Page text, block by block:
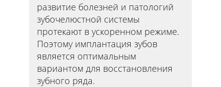
развитие болезней и патологий
зубочелюстной системы
протекают в ускоренном режиме.
Поэтому имплантация зубов
является оптимальным
вариантом для восстановления
зубного ряда.